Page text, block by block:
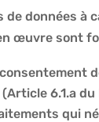
de données à
œuvre sont
6.1.a du
qui